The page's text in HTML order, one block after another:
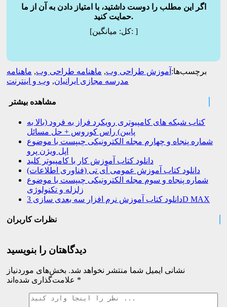
اگر این مطلب را دوست داشتید، با امتیاز دادن به آن از ما
حمایت کنید.
[کل:میانگین: ]
برچسب‌ها: آموزش طراحی وب, ماهنامه طراحی وب, ماهنامه
مدرسه مجازی ایرانیان, وب و اینترنت
مشاهده بیشتر
کتاب شبکه های کامپیوتری رویکرد فراز به فرود (بالا به
پایین) راس کوروس + حل مسائل
شماره پنجاه و چهارم مجله الکترونیکی چیپست با موضوع
اپل ویژن پرو
دانلود کتاب آموزش کار با کامپیوتر کلید
دانلود کتاب آموزش عمومی آی تی (فناوری اطلاعات)
شماره پنجاه و سوم مجله الکترونیکی چیپست با موضوع
زلزله و تکنولوژی
دانلود کتاب آموزش نرم افزار سه بعدی سازی 3D MAX
نظرات کاربران
دیدگاهتان را بنویسید
نشانی ایمیل شما منتشر نخواهد شد. بخش‌های موردنیاز
*